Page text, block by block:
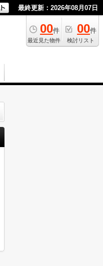
最終更新：2026年08月07日
00件
最近見た物件
00件
検討リスト